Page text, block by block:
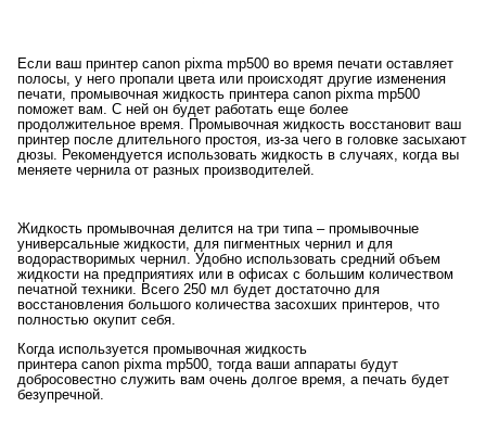
Если ваш принтер canon pixma mp500 во время печати оставляет
полосы, у него пропали цвета или происходят другие изменения
печати, промывочная жидкость принтера canon pixma mp500
поможет вам. С ней он будет работать еще более
продолжительное время. Промывочная жидкость восстановит ваш
принтер после длительного простоя, из-за чего в головке засыхают
дюзы. Рекомендуется использовать жидкость в случаях, когда вы
меняете чернила от разных производителей.
Жидкость промывочная делится на три типа – промывочные
универсальные жидкости, для пигментных чернил и для
водорастворимых чернил. Удобно использовать средний объем
жидкости на предприятиях или в офисах с большим количеством
печатной техники. Всего 250 мл будет достаточно для
восстановления большого количества засохших принтеров, что
полностью окупит себя.
Когда используется промывочная жидкость
принтера canon pixma mp500, тогда ваши аппараты будут
добросовестно служить вам очень долгое время, а печать будет
безупречной.